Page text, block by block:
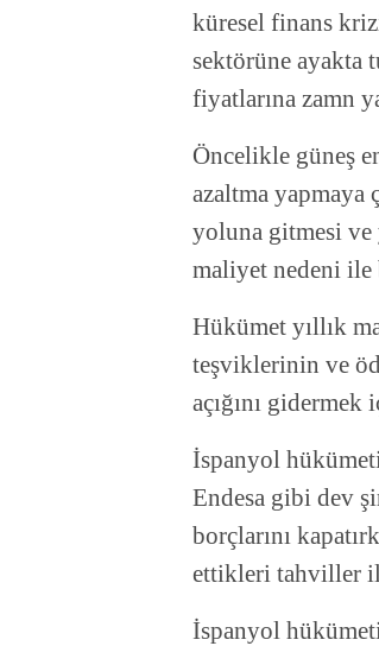
küresel finans
sektörüne ayakta
fiyatlarına zamn
Öncelikle güneş
azaltma yapmaya
yoluna gitmesi ve
maliyet nedeni ile
Hükümet yıllık
teşviklerinin ve
açığını
İspanyol
Endesa gibi dev
borçlarını
ettikleri tahviller
İspanyol